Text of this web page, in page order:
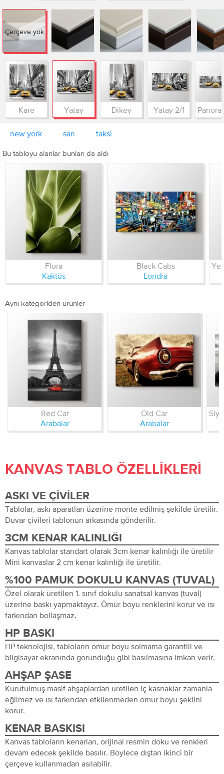
Çerçeve yok
Kare Yatay Dikey Yatay 2/1
new york sarı taksi
Bu tabloyu alanlar bunları da aldı
Flora
Kaktüs
Black Cabs
Londra
Aynı kategoriden ürünler
Red Car
Arabalar
Old Car
Arabalar
KANVAS TABLO ÖZELLIKLERI
ASKI VE ÇIVILER
Tablolar, askı aparatları üzerine monte edilmiş şekilde üretilir.
Duvar çivileri tablonun arkasında gönderilir.
3CM KENAR KALINLIĞI
Kanvas tablolar standart olarak 3cm kenar kalınlığı ile üretilir
Mini kanvaslar 2 cm kenar kalınlığı ile üretilir.
%100 PAMUK DOKULU KANVAS (TUVAL)
Özel olarak üretilen 1. sınıf dokulu sanatsal kanvas (tuval)
üzerine baskı yapmaktayız. Ömür boyu renklerini korur ve ısı
farkından bollaşmaz.
HP BASKI
HP teknolojisi, tabloların ömür boyu solmama garantili ve
bilgisayar ekranında göründüğü gibi basılmasına imkan verir.
AHŞAP ŞASE
Kurutulmuş masif ahşaplardan üretilen iç kasnaklar zamanla
eğilmez ve ısı farkından etkilenmeden ömür boyu şeklini
korur.
KENAR BASKISI
Kanvas tabloların kenarları, orijinal resmin doku ve renkleri
devam edecek şekilde basılır. Böylece dıştan ikinci bir
çerçeve kullanmadan asılabilir.